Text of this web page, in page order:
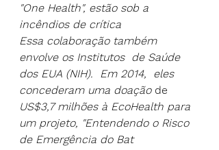
"One Health", estão sob a
incêndios de crítica
Essa colaboração também
envolve os Institutos  de Saúde
dos EUA (NIH).  Em 2014,  eles
concederam uma doação de
US$3,7 milhões à EcoHealth para
um projeto, "Entendendo o Risco
de Emergência do Bat